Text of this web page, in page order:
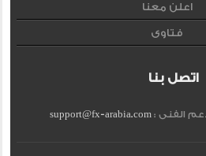
اعلن معنا
فتاوى
اتصل بنا
الفنى :support@fx-arabia.com